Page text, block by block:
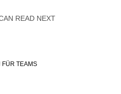
READ NEXT
FÜR TEAMS